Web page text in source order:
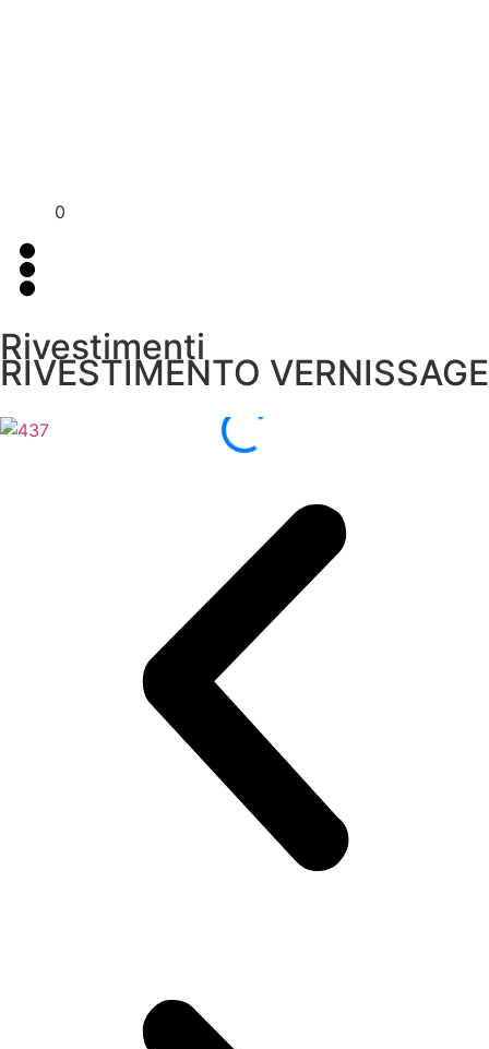
0
Rivestimenti
RIVESTIMENTO VERNISSAGE